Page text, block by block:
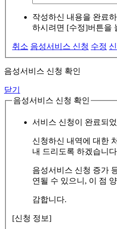
작성하신 내용을 완료
하시려면 [수정]버튼을
취소 음성서비스 신청 수정
음성서비스 신청 확인
닫기
음성서비스 신청 확인
서비스 신청이 완료되
신청하신 내역에 대한
내 드리도록 하겠습니
음성서비스 신청 증가
연될 수 있으니, 이 점
감합니다.
[신청 정보]